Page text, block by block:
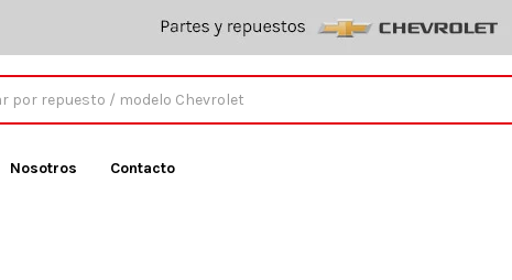
Nosotros Contacto